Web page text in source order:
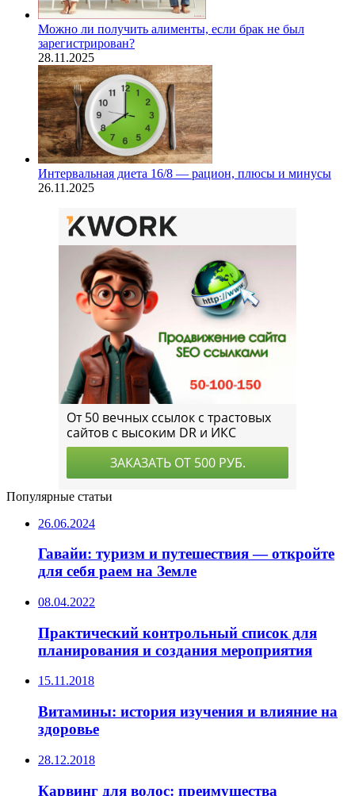
Можно ли получить алименты, если брак не был
зарегистрирован?
28.11.2025
Интервальная диета 16/8 — рацион, плюсы и минусы
26.11.2025
Популярные статьи
26.06.2024
Гавайи: туризм и путешествия — откройте
для себя раем на Земле
08.04.2022
Практический контрольный список для
планирования и создания мероприятия
15.11.2018
Витамины: история изучения и влияние на
здоровье
28.12.2018
Карвинг для волос: преимущества